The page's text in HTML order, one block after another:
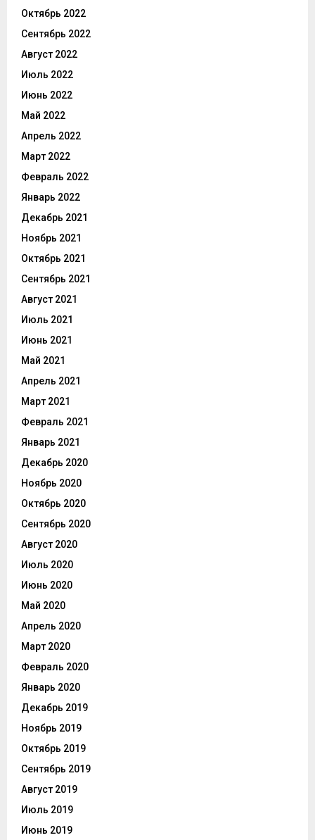
Октябрь 2022
Сентябрь 2022
Август 2022
Июль 2022
Июнь 2022
Май 2022
Апрель 2022
Март 2022
Февраль 2022
Январь 2022
Декабрь 2021
Ноябрь 2021
Октябрь 2021
Сентябрь 2021
Август 2021
Июль 2021
Июнь 2021
Май 2021
Апрель 2021
Март 2021
Февраль 2021
Январь 2021
Декабрь 2020
Ноябрь 2020
Октябрь 2020
Сентябрь 2020
Август 2020
Июль 2020
Июнь 2020
Май 2020
Апрель 2020
Март 2020
Февраль 2020
Январь 2020
Декабрь 2019
Ноябрь 2019
Октябрь 2019
Сентябрь 2019
Август 2019
Июль 2019
Июнь 2019